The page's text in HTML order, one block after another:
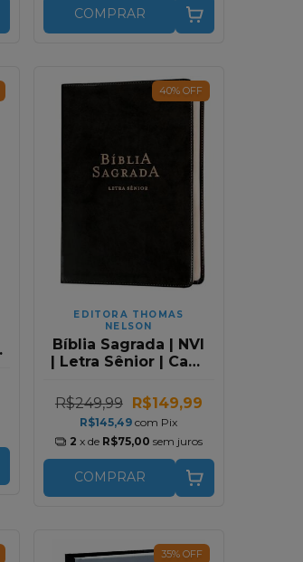
COMPRAR
40% OFF
EDITORA THOMAS
NELSON
Bíblia Sagrada | NVI
| Letra Sênior | Capa
R$249,99
R$149,99
R$145,49com Pix
2 x de R$75,00 sem juros
COMPRAR
35% OFF